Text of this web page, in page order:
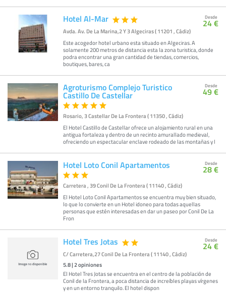
Hotel Al-Mar
Avda. Av. De La Marina,2 Y 3 Algeciras ( 11201 , Cádiz)
Este acogedor hotel urbano esta situado en Algeciras. A
solamente 200 metros de distancia esta la zona turistica, donde
podra encontrar una gran cantidad de tiendas, comercios,
boutiques, bares, ca
Desde
24 €
Agroturismo Complejo Turistico
Castillo De Castellar
Rosario, 3 Castellar De La Frontera ( 11350 , Cádiz)
El Hotel Castillo de Castellar ofrece un alojamiento rural en una
antigua fortaleza y dentro de un recinto amurallado medieval,
ofreciendo un espectacular enclave rodeado de las montañas y l
Desde
49 €
Hotel Loto Conil Apartamentos
Carretera , 39 Conil De La Frontera ( 11140 , Cádiz)
El Hotel Loto Conil Apartamentos se encuentra muy bien situado,
lo que lo convierte en un Hotel idoneo para todas aquellas
personas que estén interesadas en dar un paseo por Conil De La
Fron
Desde
28 €
Hotel Tres Jotas
C/ Carretera,27 Conil De La Frontera ( 11140 , Cádiz)
5.8|2opiniones
El Hotel Tres Jotas se encuentra en el centro de la población de
Conil de la Frontera, a poca distancia de increíbles playas vírgenes
y en un entorno tranquilo. El hotel dispon
Desde
24 €